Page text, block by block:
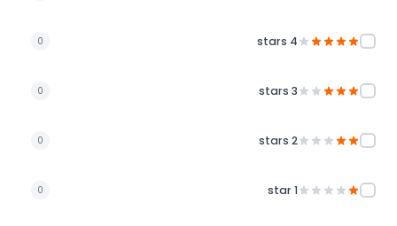
4 stars
0
3 stars
0
2 stars
0
1 star
0